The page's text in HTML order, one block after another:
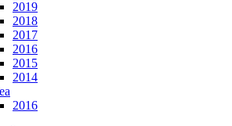
2019
2018
2017
2016
2015
2014
2016